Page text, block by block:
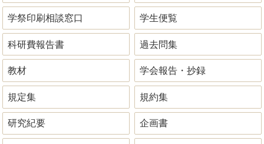
学祭印刷相談窓口 学生便覧
科研費報告書 過去問集
教材 学会報告・抄録
規定集 規約集
研究紀要 企画書